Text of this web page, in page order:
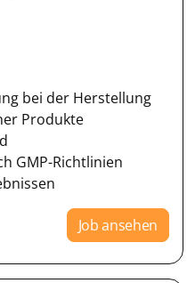
bei der Herstellung
Produkte
GMP-Richtlinien
Job ansehen